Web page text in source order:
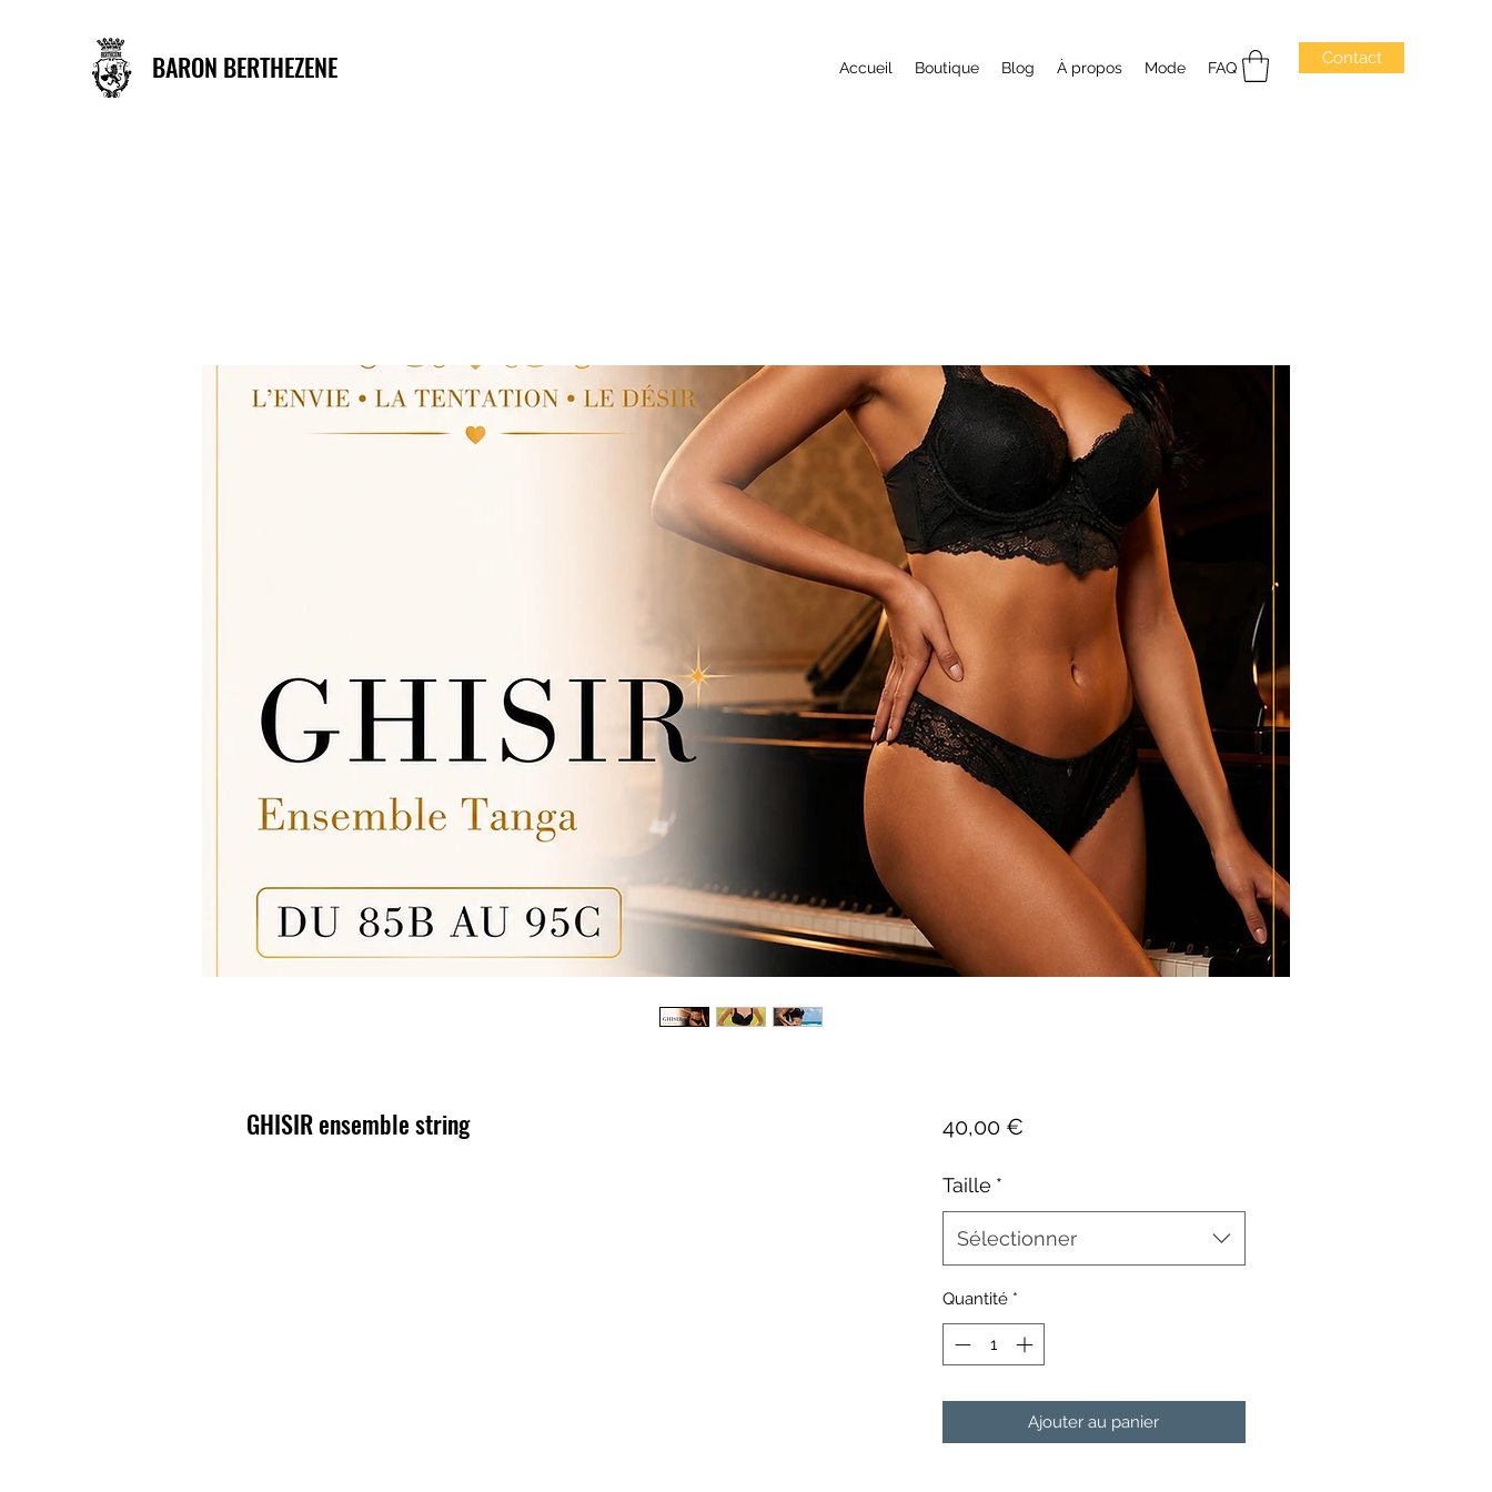
BARON BERTHEZENE Accueil Boutique Blog À propos Mode FAQ Contact
GHISIR ensemble string 40,00 €Prix
Taille *
Sélectionner
Quantité *
Ajouter au panier